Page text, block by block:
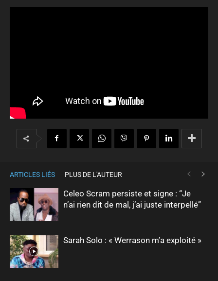
ARTICLES LIÉS PLUS DE L'AUTEUR
Celeo Scram persiste et signe : “Je
n’ai rien dit de mal, j’ai juste interpellé”
Sarah Solo : « Werrason m’a exploité »